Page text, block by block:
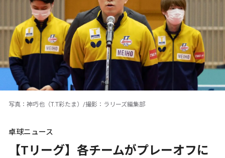
写真：神巧也（T.T彩たま）/撮影：ラリーズ編集部
卓球ニュース
【Tリーグ】各チームがプレーオフに